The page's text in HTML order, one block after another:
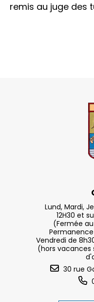
remis au juge des
Lund, Mardi,
12H30 et
(Fermée
Vendredi de
(hors vacances
30 rue